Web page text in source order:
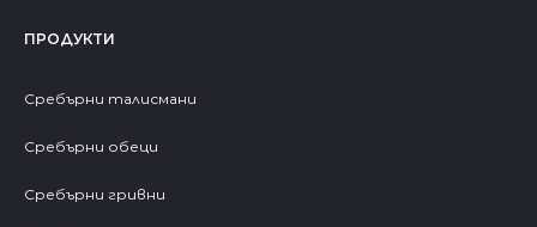
ПРОДУКТИ
Сребърни талисмани
Сребърни обеци
Сребърни гривни